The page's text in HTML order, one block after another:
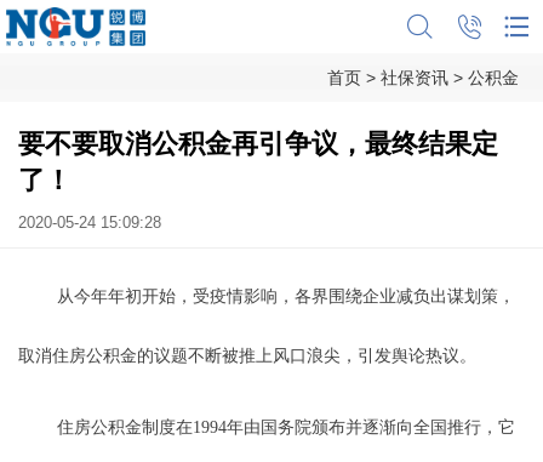
首页 > 社保资讯 > 公积金
要不要取消公积金再引争议，最终结果定
了！
2020-05-24 15:09:28
从今年年初开始，受疫情影响，各界围绕企业减负出谋划策，
取消住房公积金的议题不断被推上风口浪尖，引发舆论热议。
住房公积金制度在1994年由国务院颁布并逐渐向全国推行，它